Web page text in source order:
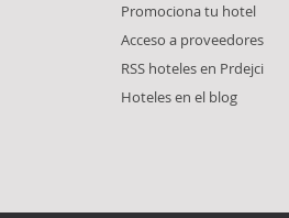
Promociona tu hotel
Acceso a proveedores
RSS hoteles en Prdejci
Hoteles en el blog